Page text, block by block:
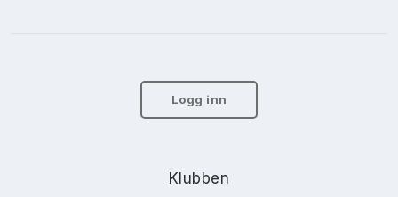
Logg inn
Klubben